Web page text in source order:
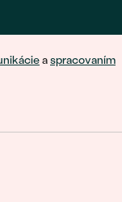
aspracovaním